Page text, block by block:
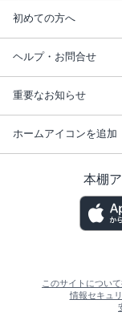
初めての方へ
ヘルプ・お問合せ
重要なお知らせ
ホームアイコンを追加
本棚
このサイトについて
情報セキュ